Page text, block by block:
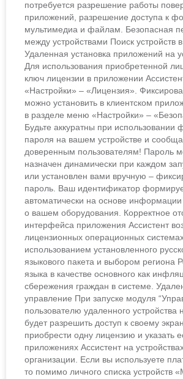
потребуется разрешение работы
приложений, разрешение доступа к
мультимедиа и файлам. Безопасная
между устройствами Поиск устройств
Удаленная установка приложений на
Для использования приобретенной
ключ лицензии в приложении
«Настройки» – «Лицензия».
можно установить в клиентском
в разделе меню «Настройки» –
Будьте аккуратны при использовании
пароля на вашем устройстве и
доверенным пользователям! Пароль
назначен динамически при каждом
или установлен вами вручную –
пароль. Ваш идентификатор
автоматически на основе информации
о вашем оборудования. Корректное
интерфейса приложения Ассистент
лицензионных операционных
использованием установленного
языкового пакета и выбором региона
языка в качестве основного как
сбережения граждан в системе.
управление При запуске модуля
пользователю удаленного устройства
будет разрешить доступ к своему
приобрести одну лицензию и указать
приложениях Ассистент на
организации. Если вы используете
то помимо личного списка устройств